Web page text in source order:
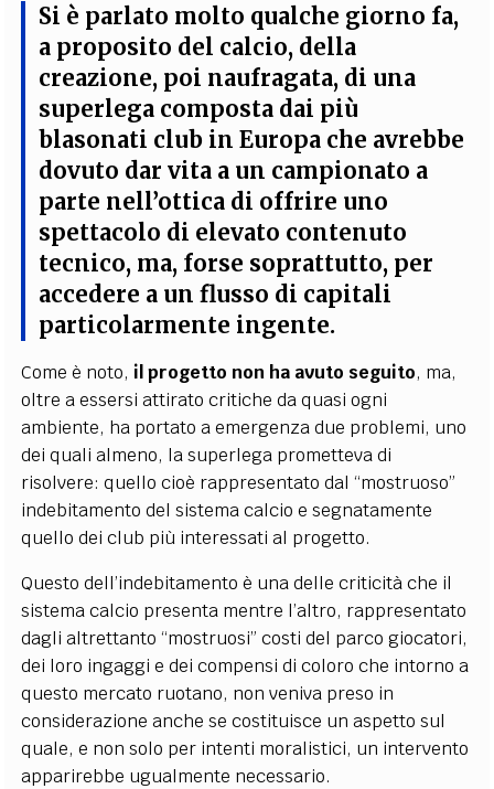
Si è parlato molto qualche giorno fa,
a proposito del calcio, della
creazione, poi naufragata, di una
superlega composta dai più
blasonati club in Europa che avrebbe
dovuto dar vita a un campionato a
parte nell’ottica di offrire uno
spettacolo di elevato contenuto
tecnico, ma, forse soprattutto, per
accedere a un flusso di capitali
particolarmente ingente.
Come è noto, il progetto non ha avuto seguito, ma,
oltre a essersi attirato critiche da quasi ogni
ambiente, ha portato a emergenza due problemi, uno
dei quali almeno, la superlega prometteva di
risolvere: quello cioè rappresentato dal “mostruoso”
indebitamento del sistema calcio e segnatamente
quello dei club più interessati al progetto.
Questo dell’indebitamento è una delle criticità che il
sistema calcio presenta mentre l’altro, rappresentato
dagli altrettanto “mostruosi” costi del parco giocatori,
dei loro ingaggi e dei compensi di coloro che intorno a
questo mercato ruotano, non veniva preso in
considerazione anche se costituisce un aspetto sul
quale, e non solo per intenti moralistici, un intervento
apparirebbe ugualmente necessario.